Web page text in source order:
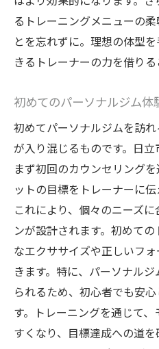
るトレーニングメニューの
とを忘れずに。理想の体型
きるトレーナーの力を借りる
初めてのパーソナルジム体
初めてパーソナルジムを訪
が入り混じるものです。日立
まず初回のカウンセリング
ットの目標をトレーナーに伝
これにより、個々のニーズ
ンが設計されます。初めて
なエクササイズや正しいフ
きます。特に、パーソナル
られるため、初心者でも安
す。トレーニングを通じて
すくなり、目標達成への道